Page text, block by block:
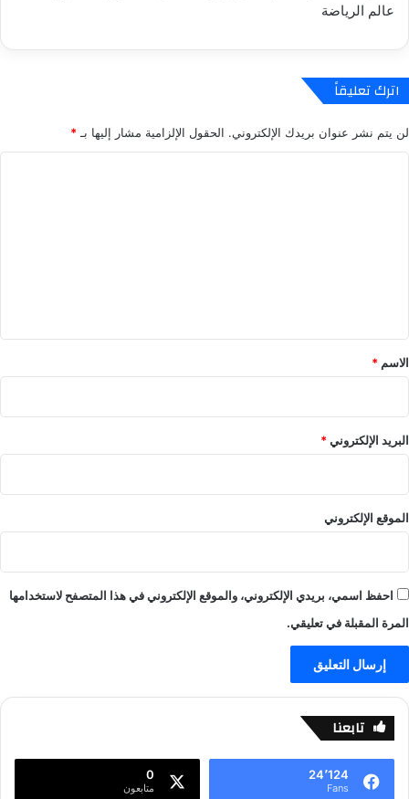
عالم الرياضة
اترك تعليقاً
لن يتم نشر عنوان بريدك الإلكتروني. الحقول الإلزامية مشار إليها بـ *
*
الاسم *
البريد الإلكتروني*
الموقع الإلكتروني
احفظ اسمي، بريدي الإلكتروني، والموقع الإلكتروني في هذا المتصفح لاستخدامها
المرة المقبلة في تعليقي.
تابعنا
24٬124
Fans
0
متابعون